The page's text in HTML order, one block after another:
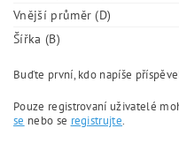
Vnější průměr (D)
Šířka (B)
Buďte první, kdo napíše
Pouze registrovaní uživatelé
se nebo se registrujte.